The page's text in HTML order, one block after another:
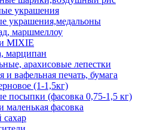
украшения
украшения,медальоны
маршмеллоу
MIXIE
марципан
арахисовые лепестки
и вафельная печать, бумага
(1-1,5кг)
посыпки (фасовка 0,75-1,5 кг)
маленькая фасовка
сахар